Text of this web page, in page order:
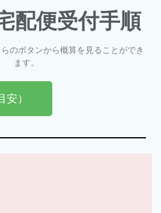
配便受付手順
のボタンから概算を見ることができ
ます。
）